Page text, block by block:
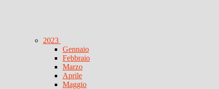
2023
Gennaio
Febbraio
Marzo
Aprile
Maggio